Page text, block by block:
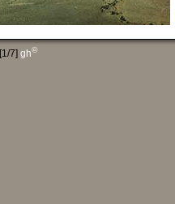
[1/7] gh©